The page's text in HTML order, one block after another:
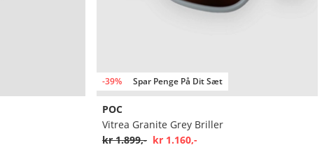
-39% Spar Penge På Dit Sæt
POC
Vitrea Granite Grey Briller
kr 1.899,- kr 1.160,-